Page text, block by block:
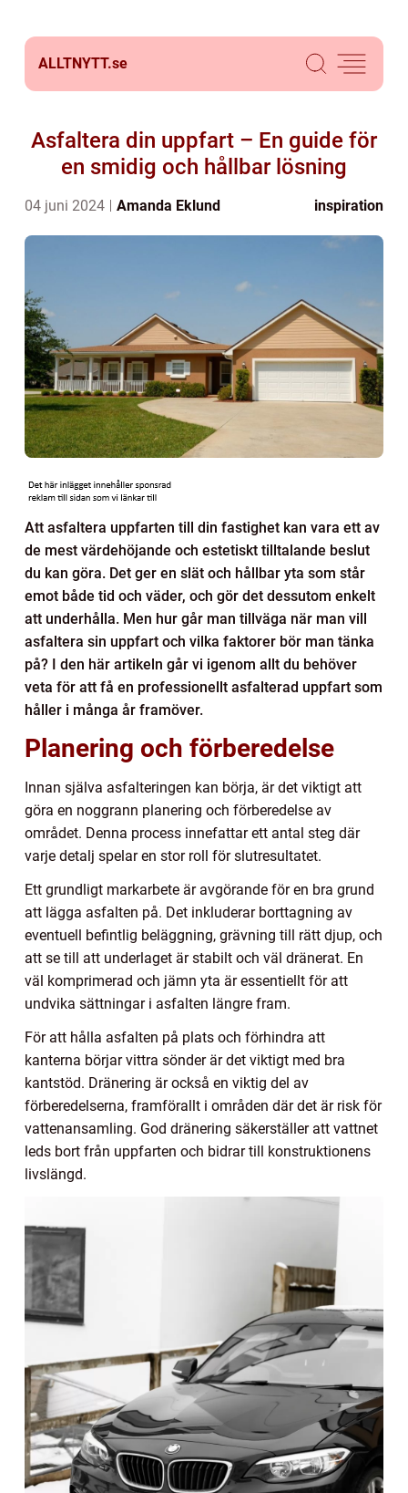
ALLTNYTT.se
Asfaltera din uppfart – En guide för
en smidig och hållbar lösning
04 juni 2024 Amanda Eklund inspiration
Att asfaltera uppfarten till din fastighet kan vara ett av
de mest värdehöjande och estetiskt tilltalande beslut
du kan göra. Det ger en slät och hållbar yta som står
emot både tid och väder, och gör det dessutom enkelt
att underhålla. Men hur går man tillväga när man vill
asfaltera sin uppfart och vilka faktorer bör man tänka
på? I den här artikeln går vi igenom allt du behöver
veta för att få en professionellt asfalterad uppfart som
håller i många år framöver.
Planering och förberedelse
Innan själva asfalteringen kan börja, är det viktigt att
göra en noggrann planering och förberedelse av
området. Denna process innefattar ett antal steg där
varje detalj spelar en stor roll för slutresultatet.
Ett grundligt markarbete är avgörande för en bra grund
att lägga asfalten på. Det inkluderar borttagning av
eventuell befintlig beläggning, grävning till rätt djup, och
att se till att underlaget är stabilt och väl dränerat. En
väl komprimerad och jämn yta är essentiellt för att
undvika sättningar i asfalten längre fram.
För att hålla asfalten på plats och förhindra att
kanterna börjar vittra sönder är det viktigt med bra
kantstöd. Dränering är också en viktig del av
förberedelserna, framförallt i områden där det är risk för
vattenansamling. God dränering säkerställer att vattnet
leds bort från uppfarten och bidrar till konstruktionens
livslängd.